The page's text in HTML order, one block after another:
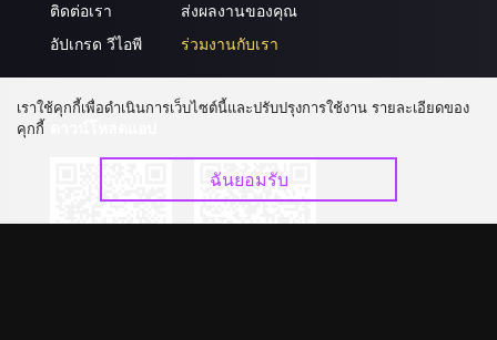
ติดต่อเรา
อัปเกรด วีไอพี
ส่งผลงานของคุณ
ร่วมงานกับเรา
เราใช้คุกกี้เพื่อดำเนินการเว็บไซต์นี้และปรับปรุงการใช้งาน รายละเอียดของ
คุกกี้
ฉันยอมรับ